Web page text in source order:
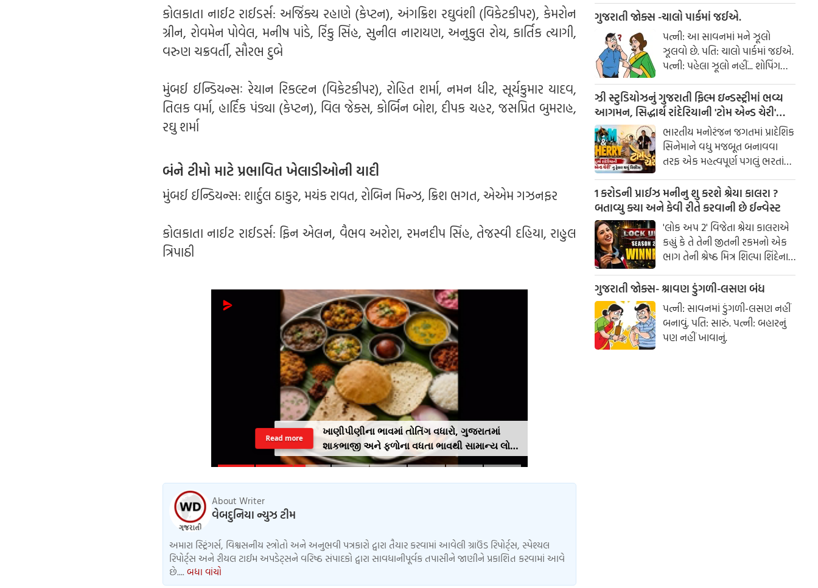
કોલકાતા નાઈટ રાઈડર્સ: અજિંક્ય રહાણે (કેપ્ટન), અંગક્રિશ રઘુવંશી (વિકેટકીપર), કેમરોન
ગ્રીન, રોવમેન પોવેલ, મનીષ પાંડે, રિંકુ સિંહ, સુનીલ નારાયણ, અનુકુલ રોય, કાર્તિક ત્યાગી,
વરુણ ચક્રવર્તી, સૌરભ દુબે
મુંબઈ ઈન્ડિયન્સઃ રેયાન રિકલ્ટન (વિકેટકીપર), રોહિત શર્મા, નમન ધીર, સૂર્યકુમાર યાદવ,
તિલક વર્મા, હાર્દિક પંડ્યા (કેપ્ટન), વિલ જેક્સ, કોર્બિન બોશ, દીપક ચહર, જસપ્રિત બુમરાહ,
રઘુ શર્મા
બંને ટીમો માટે પ્રભાવિત ખેલાડીઓની યાદી
મુંબઈ ઈન્ડિયન્સ: શાર્દુલ ઠાકુર, મયંક રાવત, રોબિન મિન્ઝ, ક્રિશ ભગત, એએમ ગઝનફર
કોલકાતા નાઈટ રાઈડર્સ: ફિન એલન, વૈભવ અરોરા, રમનદીપ સિંહ, તેજસ્વી દહિયા, રાહુલ
ત્રિપાઠી
ખાણીપીણીના ભાવમાં તોતિંગ વધારો, ગુજરાતમાં
શાકભાજી અને ફળોના વધતા ભાવથી સામાન્ય લોકો
પર મોંઘવારીનો માર
Read more
About Writer
વેબદુનિયા ન્યુઝ ટીમ
અમારા સ્ટ્રિંગર્સ, વિશ્વસનીય સ્ત્રોતો અને અનુભવી પત્રકારો દ્વારા તૈયાર કરવામાં આવેલી ગ્રાઉંડ રિપોર્ટ્સ, સ્પેશ્યલ
રિપોર્ટ્સ અને રીયલ ટાઈમ અપડેટ્સને વરિષ્ઠ સંપાદકો દ્વારા સાવધાનીપૂર્વક તપાસીને જાણીને પ્રકાશિત કરવામાં આવે
છે.... બધા વાંચો
ગુજરાતી જોક્સ -ચાલો પાર્કમાં જઈએ.
પત્ની: આ સાવનમાં મને ઝૂલો
ઝૂલવો છે. પતિ: ચાલો પાર્કમાં જઈએ.
પત્ની: પહેલા ઝૂલો નહીં... શોપિંગ
કરાવ!
ઝી સ્ટુડિયોઝનું ગુજરાતી ફિલ્મ ઇન્ડસ્ટ્રીમાં ભવ્ય
આગમન, સિદ્ધાર્થ રાંદેરિયાની 'ટોમ એન્ડ ચેરી'
સાથે કરશે શરૂઆત; ટ્રેલર થયું રિલીઝ
ભારતીય મનોરંજન જગતમાં પ્રાદેશિક
સિનેમાને વધુ મજબૂત બનાવવા
તરફ એક મહત્વપૂર્ણ પગલું ભરતાં
ઝી સ્ટુડિયોઝે ગુજરાતી ફિલ્મ
ઇન્ડસ્ટ્રીમાં પોતાની સત્તાવાર
એન્ટ્રીની જાહેરાત કરી છે.
1 કરોડની પ્રાઈઝ મનીનુ શુ કરશે શ્રેયા કાલરા ?
બતાવ્યુ ક્યા અને કેવી રીતે કરવાની છે ઈન્વેસ્ટ
'લોક અપ 2' વિજેતા શ્રેયા કાલરાએ
કહ્યું કે તે તેની જીતની રકમનો એક
ભાગ તેની શ્રેષ્ઠ મિત્ર શિલ્પા શિંદેના
આશ્રય ગૃહમાં દાન કરશે.
ગુજરાતી જોક્સ- શ્રાવણ ડુંગળી-લસણ બંધ
પત્ની: સાવનમાં ડુંગળી-લસણ નહીં
બનાવું. પતિ: સારું. પત્ની: બહારનું
પણ નહીં ખાવાનું.